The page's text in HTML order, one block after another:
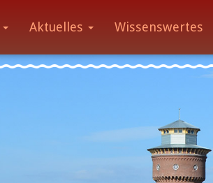
Aktuelles Wissenswertes